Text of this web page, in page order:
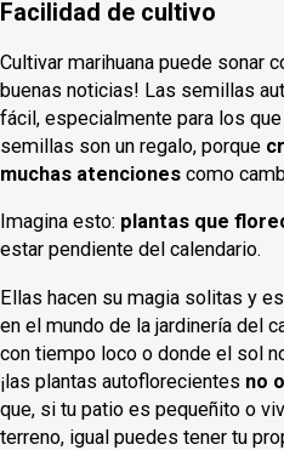
Facilidad de cultivo
Cultivar marihuana puede sonar
buenas noticias! Las semillas
fácil, especialmente para los
semillas son un regalo, porque
muchas atenciones como
Imagina esto: plantas que
estar pendiente del calendario.
Ellas hacen su magia solitas y
en el mundo de la jardinería del
con tiempo loco o donde el sol
¡las plantas autoflorecientes no
que, si tu patio es pequeñito o
terreno, igual puedes tener tu